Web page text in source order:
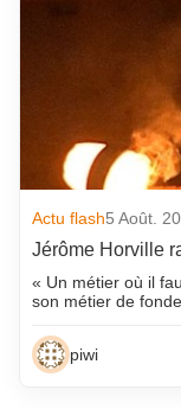
Actu flash5 Août.
Jérôme Horville
« Un métier où il
son métier de
piwi